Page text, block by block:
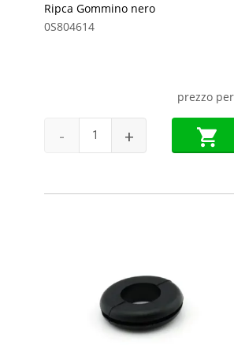
Ripca Gommino nero
0S804614
prezzo per
- +